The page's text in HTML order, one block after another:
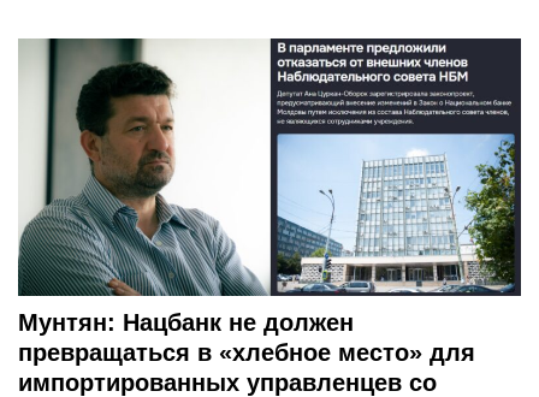
Мунтян: Нацбанк не должен
превращаться в «хлебное место» для
импортированных управленцев со